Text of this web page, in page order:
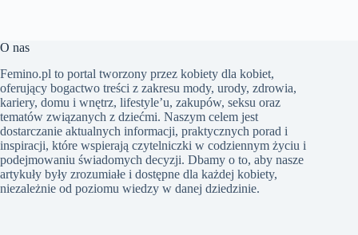
O nas
Femino.pl to portal tworzony przez kobiety dla kobiet,
oferujący bogactwo treści z zakresu mody, urody, zdrowia,
kariery, domu i wnętrz, lifestyle’u, zakupów, seksu oraz
tematów związanych z dziećmi. Naszym celem jest
dostarczanie aktualnych informacji, praktycznych porad i
inspiracji, które wspierają czytelniczki w codziennym życiu i
podejmowaniu świadomych decyzji. Dbamy o to, aby nasze
artykuły były zrozumiałe i dostępne dla każdej kobiety,
niezależnie od poziomu wiedzy w danej dziedzinie.